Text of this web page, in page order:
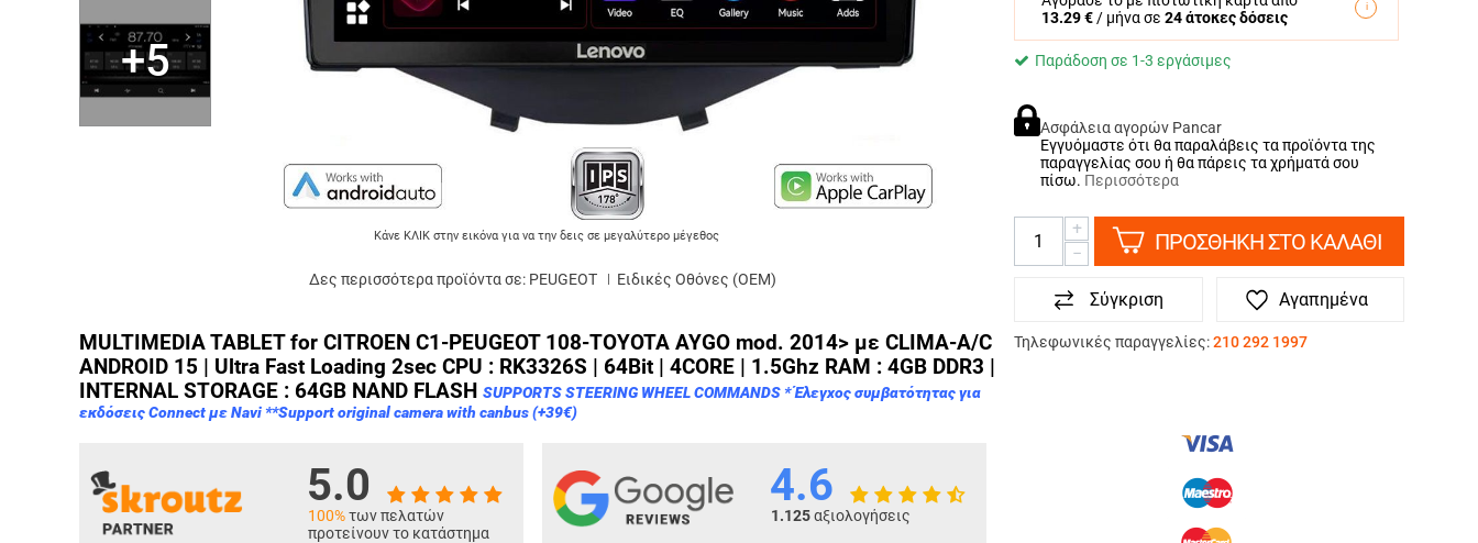
+5
Κάνε ΚΛΙΚ στην εικόνα για να την δεις σε μεγαλύτερο μέγεθος
13.29 € / μήνα σε 24 άτοκες δόσεις
Παράδοση σε 1-3 εργάσιμες
Ασφάλεια αγορών Pancar
Εγγυόμαστε ότι θα παραλάβεις τα προϊόντα της
παραγγελίας σου ή θα πάρεις τα χρήματά σου
πίσω. Περισσότερα
+
−
ΠΡΟΣΘΗΚΗ ΣΤΟ ΚΑΛΑΘΙ
Σύγκριση Αγαπημένα
Τηλεφωνικές παραγγελίες:210 292 1997
Δες περισσότερα προϊόντα σε: PEUGEOT Ειδικές Oθόνες (OEM)
MULTIMEDIA TABLET for CITROEN C1-PEUGEOT 108-TOYOTA AYGO mod. 2014> με CLIMA-A/C
ANDROID 15 | Ultra Fast Loading 2sec CPU : RK3326S | 64Bit | 4CORE | 1.5Ghz RAM : 4GB DDR3 |
INTERNAL STORAGE : 64GB NAND FLASH SUPPORTS STEERING WHEEL COMMANDS * Έλεγχος συμβατότητας για
εκδόσεις Connect με Navi **Support original camera with canbus (+39€)
5.0
100%των πελατών
προτείνουν το κατάστημα
4.6
1.125αξιολογήσεις